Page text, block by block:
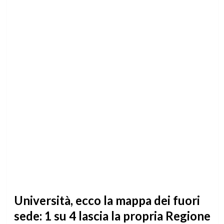
Università, ecco la mappa dei fuori
sede: 1 su 4 lascia la propria Regione